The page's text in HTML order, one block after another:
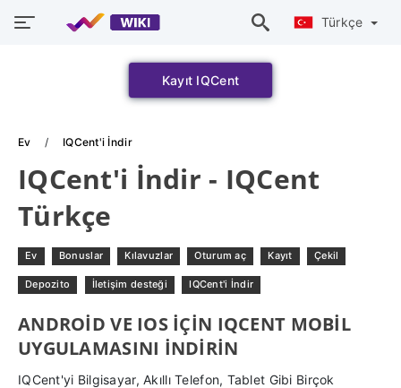
Türkçe
Kayıt IQCent
Ev IQCent'i İndir
IQCent'i İndir - IQCent
Türkçe
Ev Bonuslar Kılavuzlar Oturum aç Kayıt Çekil
Depozito İletişim desteği IQCent'i İndir
ANDROID VE IOS IÇIN IQCENT MOBIL
UYGULAMASINI INDIRIN
IQCent'yi Bilgisayar, Akıllı Telefon, Tablet Gibi Birçok